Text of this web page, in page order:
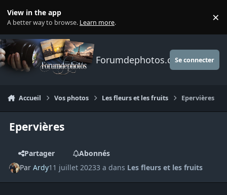
View in the app
A better way to browse. Learn more. ×
Forumdephotos.comSe connecter
Accueil Vos photos Les fleurs et les fruits Epervières
Epervières
Partager
Abonnés
ParArdy11 juillet 20233 a dans Les fleurs et les fruits